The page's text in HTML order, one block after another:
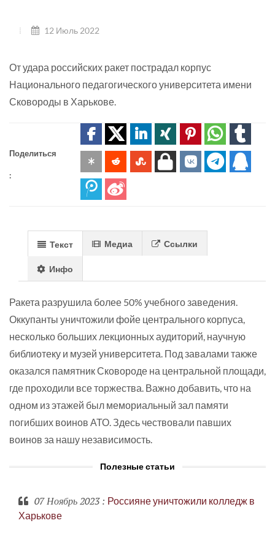
12 Июль 2022
От удара российских ракет пострадал корпус
Национального педагогического университета имени
Сковороды в Харькове.
Поделиться
:
Текст Медиа Ссылки
Инфо
Ракета разрушила более 50% учебного заведения.
Оккупанты уничтожили фойе центрального корпуса,
несколько больших лекционных аудиторий, научную
библиотеку и музей университета. Под завалами также
оказался памятник Сковороде на центральной площади,
где проходили все торжества. Важно добавить, что на
одном из этажей был мемориальный зал памяти
погибших воинов АТО. Здесь чествовали павших
воинов за нашу независимость.
Полезные статьи
07 Ноябрь 2023: Россияне уничтожили колледж в
Харькове